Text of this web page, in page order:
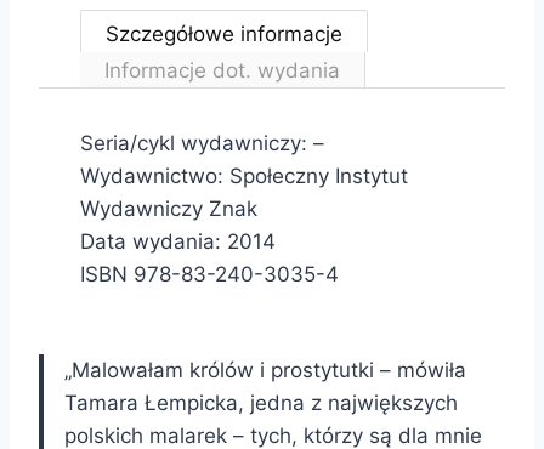
Szczegółowe informacje
Informacje dot. wydania
Seria/cykl wydawniczy: –
Wydawnictwo: Społeczny Instytut
Wydawniczy Znak
Data wydania: 2014
ISBN 978-83-240-3035-4
„Malowałam królów i prostytutki – mówiła
Tamara Łempicka, jedna z największych
polskich malarek – tych, którzy są dla mnie